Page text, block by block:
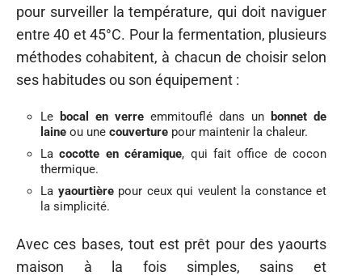
pour surveiller la température, qui doit naviguer
entre 40 et 45°C. Pour la fermentation, plusieurs
méthodes cohabitent, à chacun de choisir selon
ses habitudes ou son équipement :
Le bocal en verre emmitouflé dans un bonnet de
laine ou une couverture pour maintenir la chaleur.
Lacocotte en céramique, qui fait office de cocon
thermique.
La yaourtièrepour ceux qui veulent la constance et
la simplicité.
Avec ces bases, tout est prêt pour des yaourts
maison à la fois simples, sains et